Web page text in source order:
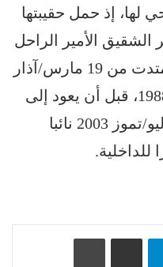
لها، إذ حمل حقيبتها
الأمير الراحل
الشيخ جابر الصباح، الأولى امتدت من 19 مارس/آذار
1978 حتى 26 فبراير/شباط 1988، قبل أن يعود إلى
التشكيل الحكومي في 13 يوليو/تموز 2003 نائبا
تيلقرام